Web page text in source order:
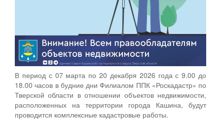
В период с 07 марта по 20 декабря 2026 года с 9.00 до
18.00 часов в будние дни Филиалом ППК «Роскадастр» по
Тверской области в отношении объектов недвижимости,
расположенных на территории города Кашина, будут
проводится комплексные кадастровые работы.